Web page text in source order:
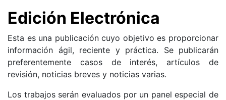
Edición Electrónica
Esta es una publicación cuyo objetivo es proporcionar
información ágil, reciente y práctica. Se publicarán
preferentemente casos de interés, artículos de
revisión, noticias breves y noticias varias.
Los trabajos serán evaluados por un panel especial de